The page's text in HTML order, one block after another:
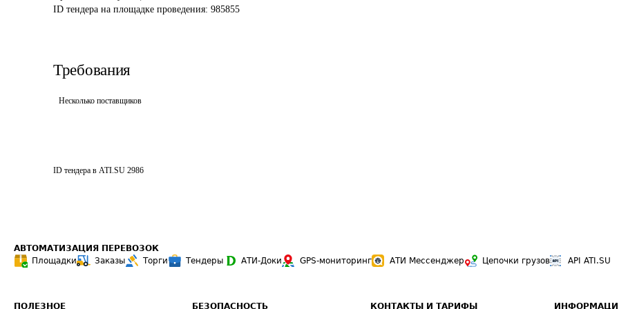
ID тендера на площадке проведения: 985855
Требования
Несколько поставщиков
ID тендера в ATI.SU 2986
АВТОМАТИЗАЦИЯ ПЕРЕВОЗОК
Площадки
Заказы Торги Тендеры АТИ-Доки GPS-мониторинг АТИ Мессенджер Цепочки грузов API ATI.SU
ПОЛЕЗНОЕ БЕЗОПАСНОСТЬ КОНТАКТЫ И ТАРИФЫ